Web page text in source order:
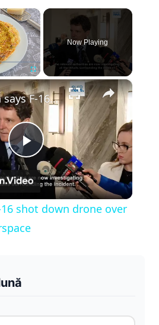
×
Fullscreen
Now Playing
×
P
l
a
Romania says F-16 shot down drone over the country's airspace
16 shot down drone over